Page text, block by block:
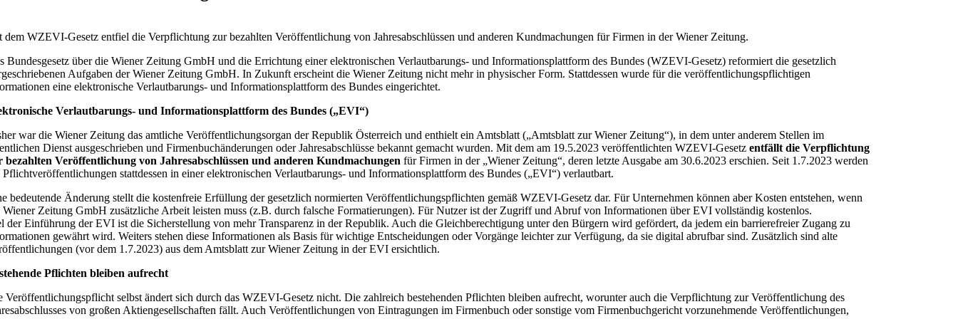
dem WZEVI-Gesetz entfiel die Verpflichtung zur bezahlten Veröffentlichung von Jahresabschlüssen und anderen Kundmachungen für Firmen in der Wiener Zeitung.
Bundesgesetz über die Wiener Zeitung GmbH und die Errichtung einer elektronischen Verlautbarungs- und Informationsplattform des Bundes (WZEVI-Gesetz) reformiert die gesetzlich
Aufgaben der Wiener Zeitung GmbH. In Zukunft erscheint die Wiener Zeitung nicht mehr in physischer Form. Stattdessen wurde für die veröffentlichungspflichtigen
eine elektronische Verlautbarungs- und Informationsplattform des Bundes eingerichtet.
Verlautbarungs- und Informationsplattform des Bundes („EVI“)
war die Wiener Zeitung das amtliche Veröffentlichungsorgan der Republik Österreich und enthielt ein Amtsblatt („Amtsblatt zur Wiener Zeitung“), in dem unter anderem Stellen im
Dienst ausgeschrieben und Firmenbuchänderungen oder Jahresabschlüsse bekannt gemacht wurden. Mit dem am 19.5.2023 veröffentlichten WZEVI-Gesetzentfällt die Verpflichtung
bezahlten Veröffentlichung von Jahresabschlüssen und anderen Kundmachungen für Firmen in der „Wiener Zeitung“, deren letzte Ausgabe am 30.6.2023 erschien. Seit 1.7.2023 werden
Pflichtveröffentlichungen stattdessen in einer elektronischen Verlautbarungs- und Informationsplattform des Bundes („EVI“) verlautbart.
bedeutende Änderung stellt die kostenfreie Erfüllung der gesetzlich normierten Veröffentlichungspflichten gemäß WZEVI-Gesetz dar. Für Unternehmen können aber Kosten entstehen, wenn
Wiener Zeitung GmbH zusätzliche Arbeit leisten muss (z.B. durch falsche Formatierungen). Für Nutzer ist der Zugriff und Abruf von Informationen über EVI vollständig kostenlos.
der Einführung der EVI ist die Sicherstellung von mehr Transparenz in der Republik. Auch die Gleichberechtigung unter den Bürgern wird gefördert, da jedem ein barrierefreier Zugang zu
gewährt wird. Weiters stehen diese Informationen als Basis für wichtige Entscheidungen oder Vorgänge leichter zur Verfügung, da sie digital abrufbar sind. Zusätzlich sind alte
(vor dem 1.7.2023) aus dem Amtsblatt zur Wiener Zeitung in der EVI ersichtlich.
Pflichten bleiben aufrecht
Veröffentlichungspflicht selbst ändert sich durch das WZEVI-Gesetz nicht. Die zahlreich bestehenden Pflichten bleiben aufrecht, worunter auch die Verpflichtung zur Veröffentlichung des
von großen Aktiengesellschaften fällt. Auch Veröffentlichungen von Eintragungen im Firmenbuch oder sonstige vom Firmenbuchgericht vorzunehmende Veröffentlichungen,